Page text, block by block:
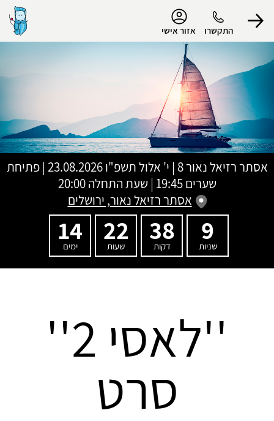
התקשרו אזור אישי
התנתק
אסתר רזיאל נאור 8 | י' אלול תשפ"ו
23.08.2026 | פתיחת
שערים 19:45 | שעת התחלה 20:00
אסתר רזיאל נאור, ירושלים
9
שניות
38
דקות
22
שעות
14
ימים
''לאסי 2''
סרט